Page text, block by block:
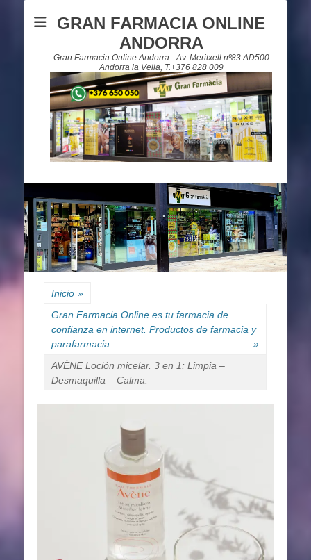
GRAN FARMACIA ONLINE
ANDORRA
Gran Farmacia Online Andorra - Av. Meritxell nº83 AD500
Andorra la Vella, T.+376 828 009
Inicio »
Gran Farmacia Online es tu farmacia de
confianza en internet. Productos de farmacia y
parafarmacia
»
AVÈNE Loción micelar. 3 en 1: Limpia –
Desmaquilla – Calma.